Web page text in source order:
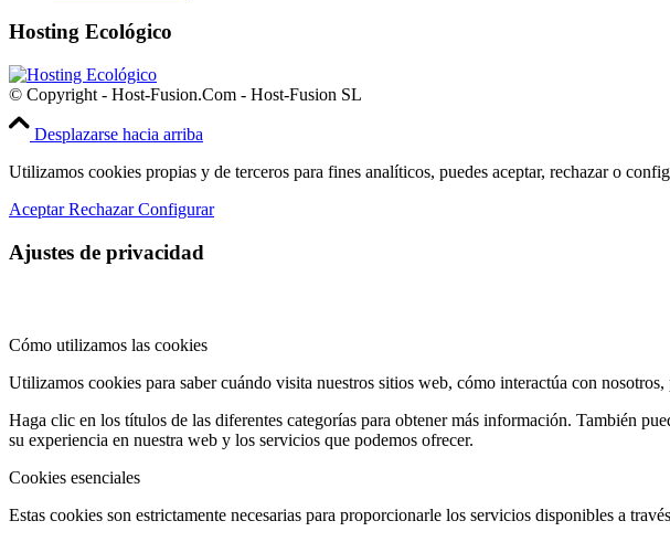
Hosting Ecológico
© Copyright - Host-Fusion.Com - Host-Fusion SL
Desplazarse hacia arriba
Utilizamos cookies propias y de terceros para fines analíticos, puedes aceptar, rechazar o
AceptarRechazarConfigurar
Ajustes de privacidad
Cómo utilizamos las cookies
Utilizamos cookies para saber cuándo visita nuestros sitios web, cómo interactúa con
Haga clic en los títulos de las diferentes categorías para obtener más información. También
su experiencia en nuestra web y los servicios que podemos ofrecer.
Cookies esenciales
Estas cookies son estrictamente necesarias para proporcionarle los servicios disponibles a